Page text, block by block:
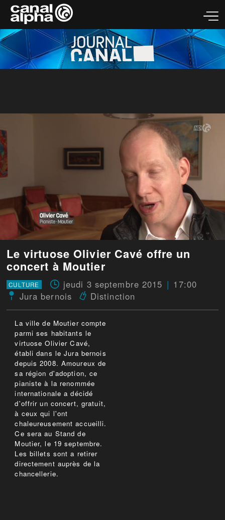
Le virtuose Olivier Cavé offre un
concert à Moutier
CULTURE jeudi 3 septembre 2015
17:00
Jura bernois
Distinction
La ville de Moutier compte
parmi ses habitants le
virtuose Olivier Cavé,
établi dans le Jura bernois
depuis 2008. Amoureux de
sa région d'adoption, ce
pianiste à la renommée
internationale a décidé
d'offrir un concert, gratuit,
à ceux qui l'ont
chaleureusement accueilli.
Ce sera au Stand de
Moutier, le 19 septembre.
Les billets sont a retirer
directement auprès de la
chancellerie.